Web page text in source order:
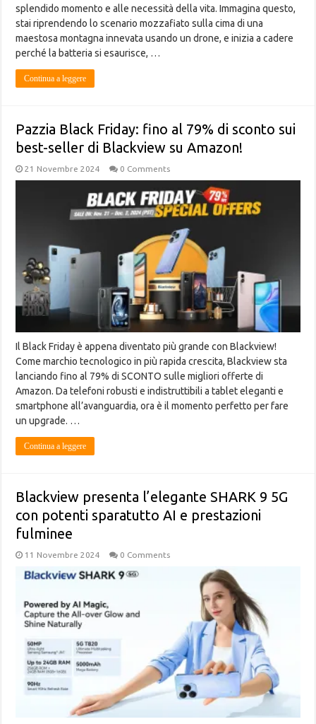
splendido momento e alle necessità della vita. Immagina questo,
stai riprendendo lo scenario mozzafiato sulla cima di una
maestosa montagna innevata usando un drone, e inizia a cadere
perché la batteria si esaurisce, …
Continua a leggere
Pazzia Black Friday: fino al 79% di sconto sui
best-seller di Blackview su Amazon!
21 Novembre 2024 0 Comments
Il Black Friday è appena diventato più grande con Blackview!
Come marchio tecnologico in più rapida crescita, Blackview sta
lanciando fino al 79% di SCONTO sulle migliori offerte di
Amazon. Da telefoni robusti e indistruttibili a tablet eleganti e
smartphone all’avanguardia, ora è il momento perfetto per fare
un upgrade. …
Continua a leggere
Blackview presenta l’elegante SHARK 9 5G
con potenti sparatutto AI e prestazioni
fulminee
11 Novembre 2024 0 Comments